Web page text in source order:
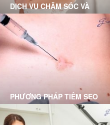
DỊCH VỤ CHĂM SÓC VÀ
ĐIỀU TRỊ TẠI PHÒNG
KHÁM DA LIỄU GRACE
SKINCARE CLINIC
PHƯƠNG PHÁP TIÊM SẸO
LỒI DO BÁC SĨ DA LIỄU
THỰC HIỆN